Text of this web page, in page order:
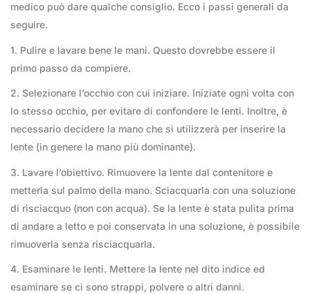
medico può dare qualche consiglio. Ecco i passi generali da
seguire.
1. Pulire e lavare bene le mani. Questo dovrebbe essere il
primo passo da compiere.
2. Selezionare l’occhio con cui iniziare. Iniziate ogni volta con
lo stesso occhio, per evitare di confondere le lenti. Inoltre, è
necessario decidere la mano che si utilizzerà per inserire la
lente (in genere la mano più dominante).
3. Lavare l’obiettivo. Rimuovere la lente dal contenitore e
metterla sul palmo della mano. Sciacquarla con una soluzione
di risciacquo (non con acqua). Se la lente è stata pulita prima
di andare a letto e poi conservata in una soluzione, è possibile
rimuoverla senza risciacquarla.
4. Esaminare le lenti. Mettere la lente nel dito indice ed
esaminare se ci sono strappi, polvere o altri danni.